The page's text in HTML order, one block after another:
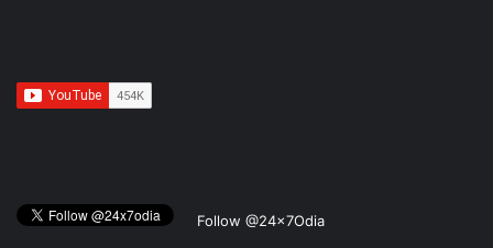
Follow @24x7Odia